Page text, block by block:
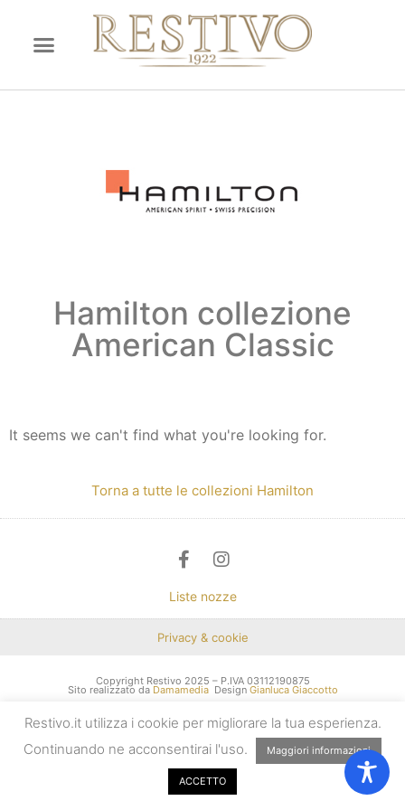
Hamilton collezione
American Classic
It seems we can't find what you're looking for.
Torna a tutte le collezioni Hamilton
Liste nozze
Privacy & cookie
Copyright Restivo 2025 – P.IVA 03112190875
Sito realizzato da Damamedia Design Gianluca Giaccotto
Restivo.it utilizza i cookie per migliorare la tua esperienza.
Continuando ne acconsentirai l'uso.
Maggiori informazioni
ACCETTO